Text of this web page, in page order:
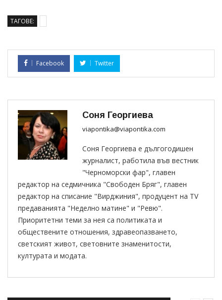
ТАГОВЕ:
Facebook Twitter
Соня Георгиева
viapontika@viapontika.com
Соня Георгиева е дългогодишен
журналист, работила във вестник
"Черноморски фар", главен
редактор на седмичника "Свободен Бряг", главен
редактор на списание "Вирджиния", продуцент на TV
предаванията "Неделно матине" и "Ревю".
Приоритетни теми за нея са политиката и
обществените отношения, здравеопазването,
светският живот, световните знаменитости,
културата и модата.